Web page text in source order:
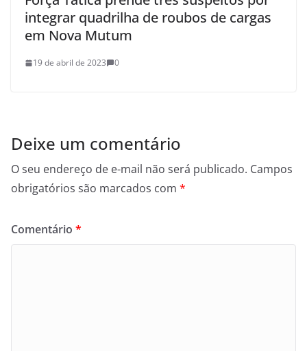
integrar quadrilha de roubos de cargas
em Nova Mutum
19 de abril de 2023 0
Deixe um comentário
O seu endereço de e-mail não será publicado. Campos
obrigatórios são marcados com *
Comentário *